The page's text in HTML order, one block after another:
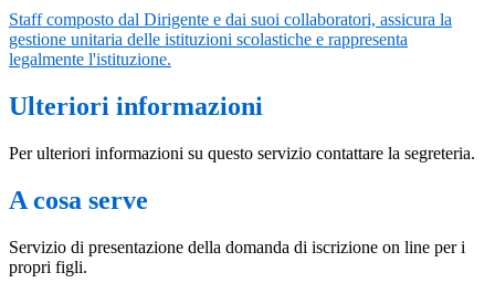
Staff composto dal Dirigente e dai suoi collaboratori, assicura la
gestione unitaria delle istituzioni scolastiche e rappresenta
legalmente l'istituzione.
Ulteriori informazioni
Per ulteriori informazioni su questo servizio contattare la segreteria.
A cosa serve
Servizio di presentazione della domanda di iscrizione on line per i
propri figli.